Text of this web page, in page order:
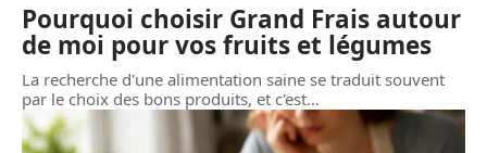
Pourquoi choisir Grand Frais autour
de moi pour vos fruits et légumes
La recherche d'une alimentation saine se traduit souvent
par le choix des bons produits, et c'est…